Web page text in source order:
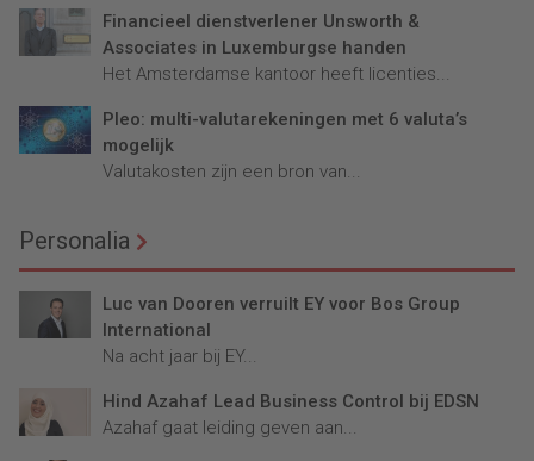
Financieel dienstverlener Unsworth &
Associates in Luxemburgse handen
Het Amsterdamse kantoor heeft licenties...
Pleo: multi-valutarekeningen met 6 valuta’s
mogelijk
Valutakosten zijn een bron van...
Personalia
Luc van Dooren verruilt EY voor Bos Group
International
Na acht jaar bij EY...
Hind Azahaf Lead Business Control bij EDSN
Azahaf gaat leiding geven aan...